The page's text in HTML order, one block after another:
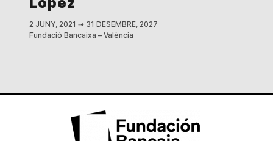
2 JUNY, 2021 ➟ 31 DESEMBRE, 2027
Fundació Bancaixa – València